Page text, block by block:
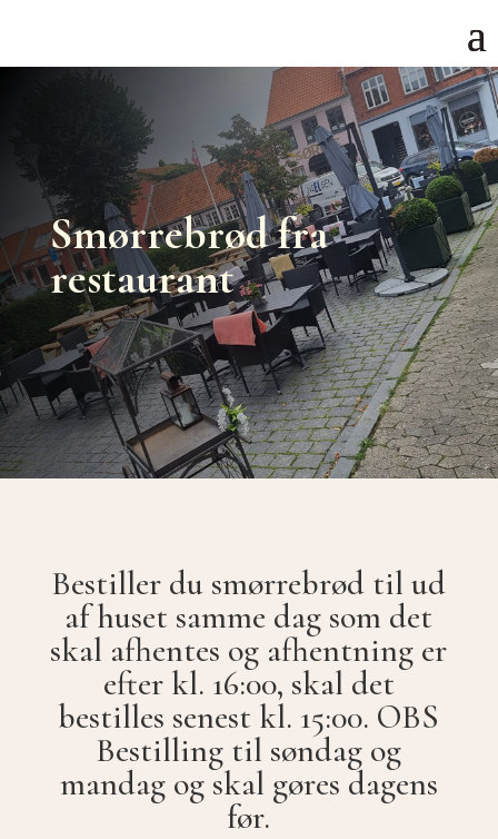
Smørrebrød fra
restaurant
Bestiller du smørrebrød til ud
af huset samme dag som det
skal afhentes og afhentning er
efter kl. 16:00, skal det
bestilles senest kl. 15:00. OBS
Bestilling til søndag og
mandag og skal gøres dagens
før.